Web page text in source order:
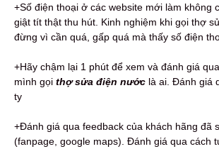
+Số điện thoại ở các website mới làm không
giật tít thật thu hút. Kinh nghiệm khi gọi thợ
đừng vì cần quá, gấp quá mà thấy số điện
+Hãy chậm lại 1 phút để xem và đánh giá
mình gọi thợ sửa điện nước là ai. Đánh giá
ty
+Đánh giá qua feedback của khách hãng đã
(fanpage, google maps). Đánh giá qua cách